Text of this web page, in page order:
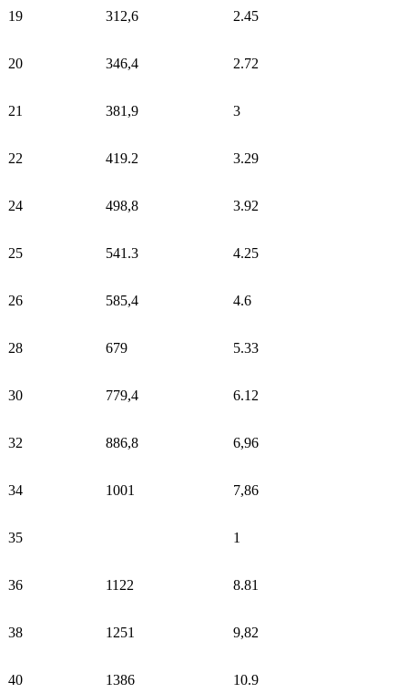
19 312,6 2.45
20 346,4 2.72
21 381,9 3
22 419.2 3.29
24 498,8 3.92
25 541.3 4.25
26 585,4 4.6
28 679 5.33
30 779,4 6.12
32 886,8 6,96
34 1001 7,86
35 1
36 1122 8.81
38 1251 9,82
40 1386 10.9